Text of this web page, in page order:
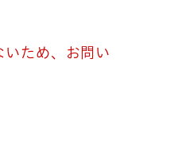
ため、お問い